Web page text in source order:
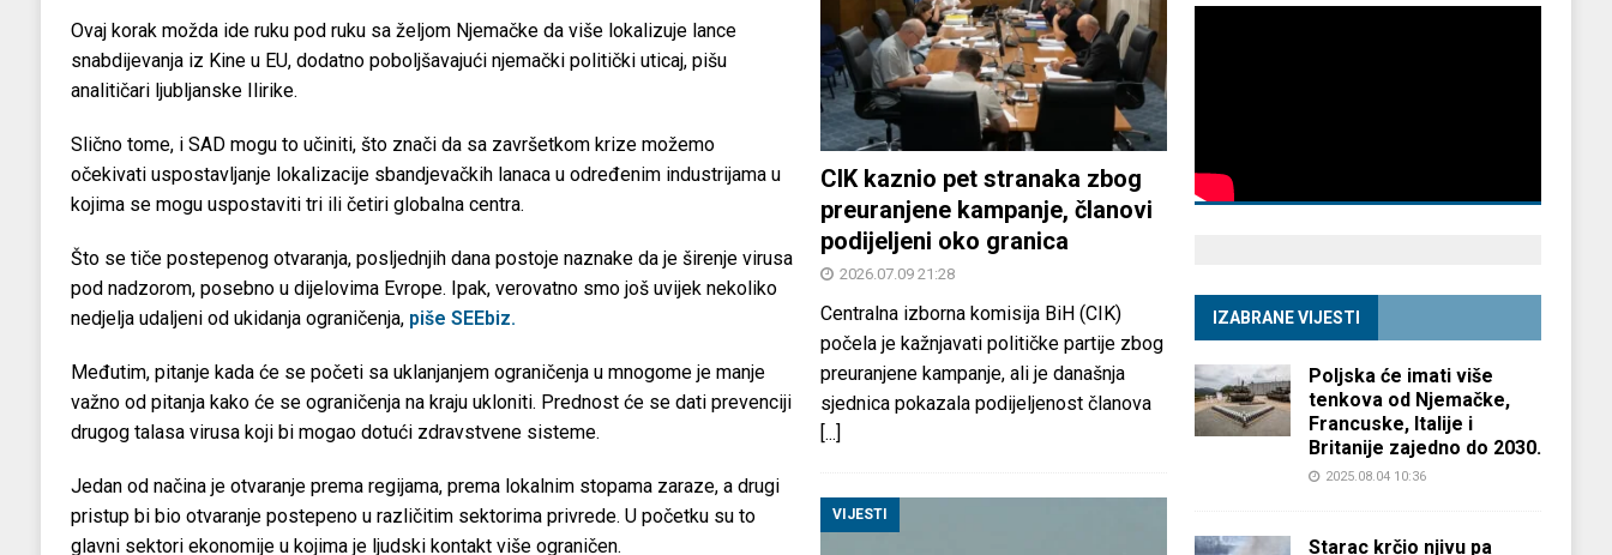
Ovaj korak možda ide ruku pod ruku sa željom Njemačke da više lokalizuje lance
snabdijevanja iz Kine u EU, dodatno poboljšavajući njemački politički uticaj, pišu
analitičari ljubljanske Ilirike.
Slično tome, i SAD mogu to učiniti, što znači da sa završetkom krize možemo
očekivati uspostavljanje lokalizacije sbandjevačkih lanaca u određenim industrijama u
kojima se mogu uspostaviti tri ili četiri globalna centra.
Što se tiče postepenog otvaranja, posljednjih dana postoje naznake da je širenje virusa
pod nadzorom, posebno u dijelovima Evrope. Ipak, verovatno smo još uvijek nekoliko
nedjelja udaljeni od ukidanja ograničenja, piše SEEbiz.
Međutim, pitanje kada će se početi sa uklanjanjem ograničenja u mnogome je manje
važno od pitanja kako će se ograničenja na kraju ukloniti. Prednost će se dati prevenciji
drugog talasa virusa koji bi mogao dotući zdravstvene sisteme.
Jedan od načina je otvaranje prema regijama, prema lokalnim stopama zaraze, a drugi
pristup bi bio otvaranje postepeno u različitim sektorima privrede. U početku su to
glavni sektori ekonomije u kojima je ljudski kontakt više ograničen.
CIK kaznio pet stranaka zbog
preuranjene kampanje, članovi
podijeljeni oko granica
2026.07.09 21:28
Centralna izborna komisija BiH (CIK)
počela je kažnjavati političke partije zbog
preuranjene kampanje, ali je današnja
sjednica pokazala podijeljenost članova
[...]
VIJESTI
IZABRANE VIJESTI
Poljska će imati više
tenkova od Njemačke,
Francuske, Italije i
Britanije zajedno do 2030.
2025.08.04 10:36
Starac krčio njivu pa